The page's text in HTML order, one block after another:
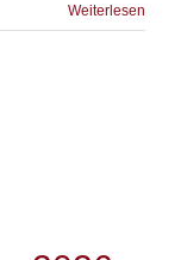
Weiterlesen